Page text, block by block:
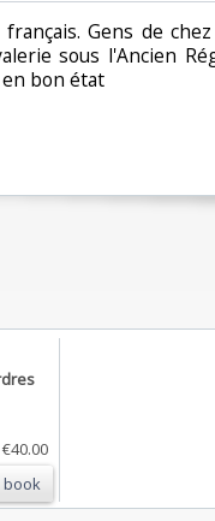
français. Gens de
sous l'Ancien
bon état‎
€40.00
book